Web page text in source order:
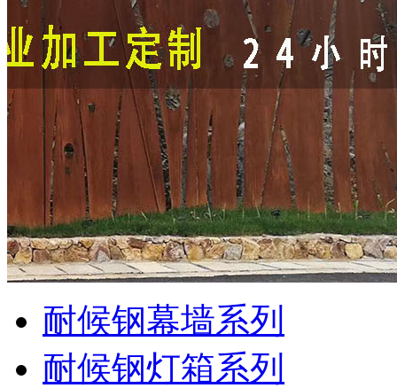
耐候钢幕墙系列
耐候钢灯箱系列